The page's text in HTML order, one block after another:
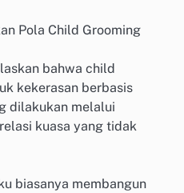
Pola Child Grooming
bahwa child
kekerasan berbasis
dilakukan melalui
kuasa yang tidak
biasanya membangun